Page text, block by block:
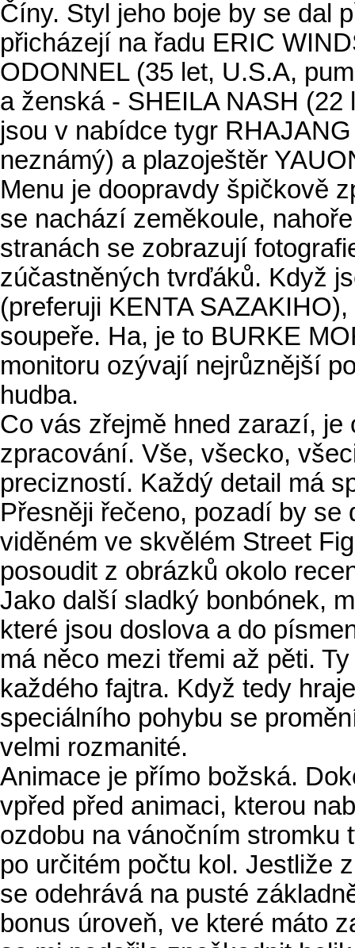
Číny. Styl jeho boje by se dal
přicházejí na řadu ERIC
ODONNEL (35 let, U.S.A,
a ženská - SHEILA NASH
jsou v nabídce tygr
neznámý) a plazoještěr
Menu je doopravdy špičkově
se nachází zeměkoule,
stranách se zobrazují
zúčastněných tvrďáků. Když
(preferuji KENTA
soupeře. Ha, je to BURKE
monitoru ozývají nejrůznější
hudba.
Co vás zřejmě hned zarazí,
zpracování. Vše, všecko,
precizností. Každý detail má
Přesněji řečeno, pozadí by
viděném ve skvělém Street
posoudit z obrázků okolo
Jako další sladký bonbónek,
které jsou doslova a do
má něco mezi třemi až pěti.
každého fajtra. Když tedy
speciálního pohybu se
velmi rozmanité.
Animace je přímo božská.
vpřed před animaci, kterou
ozdobu na vánočním stromku
po určitém počtu kol. Jestliže
se odehrává na pusté
bonus úroveň, ve které máto